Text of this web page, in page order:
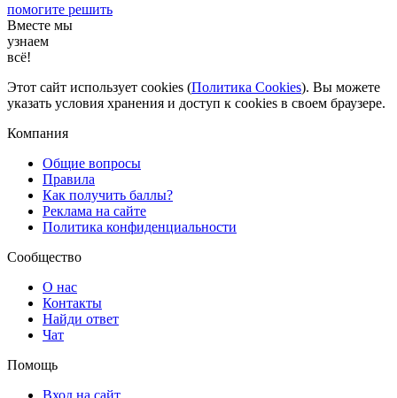
помогите решить
Вместе мы
узнаем
всё!
Этот сайт использует cookies (Политика Cookies). Вы можете
указать условия хранения и доступ к cookies в своем браузере.
Компания
Общие вопросы
Правила
Как получить баллы?
Реклама на сайте
Политика конфиденциальности
Сообщество
О нас
Контакты
Найди ответ
Чат
Помощь
Вход на сайт